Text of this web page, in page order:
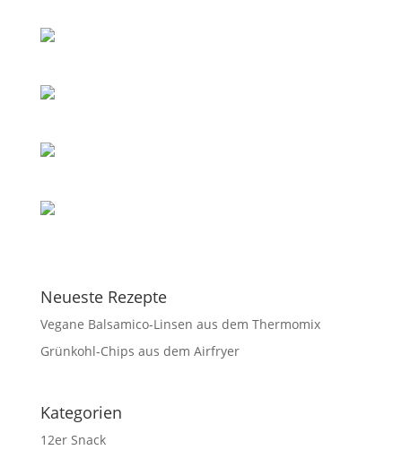
Neueste Rezepte
Vegane Balsamico-Linsen aus dem Thermomix
Grünkohl-Chips aus dem Airfryer
Kategorien
12er Snack